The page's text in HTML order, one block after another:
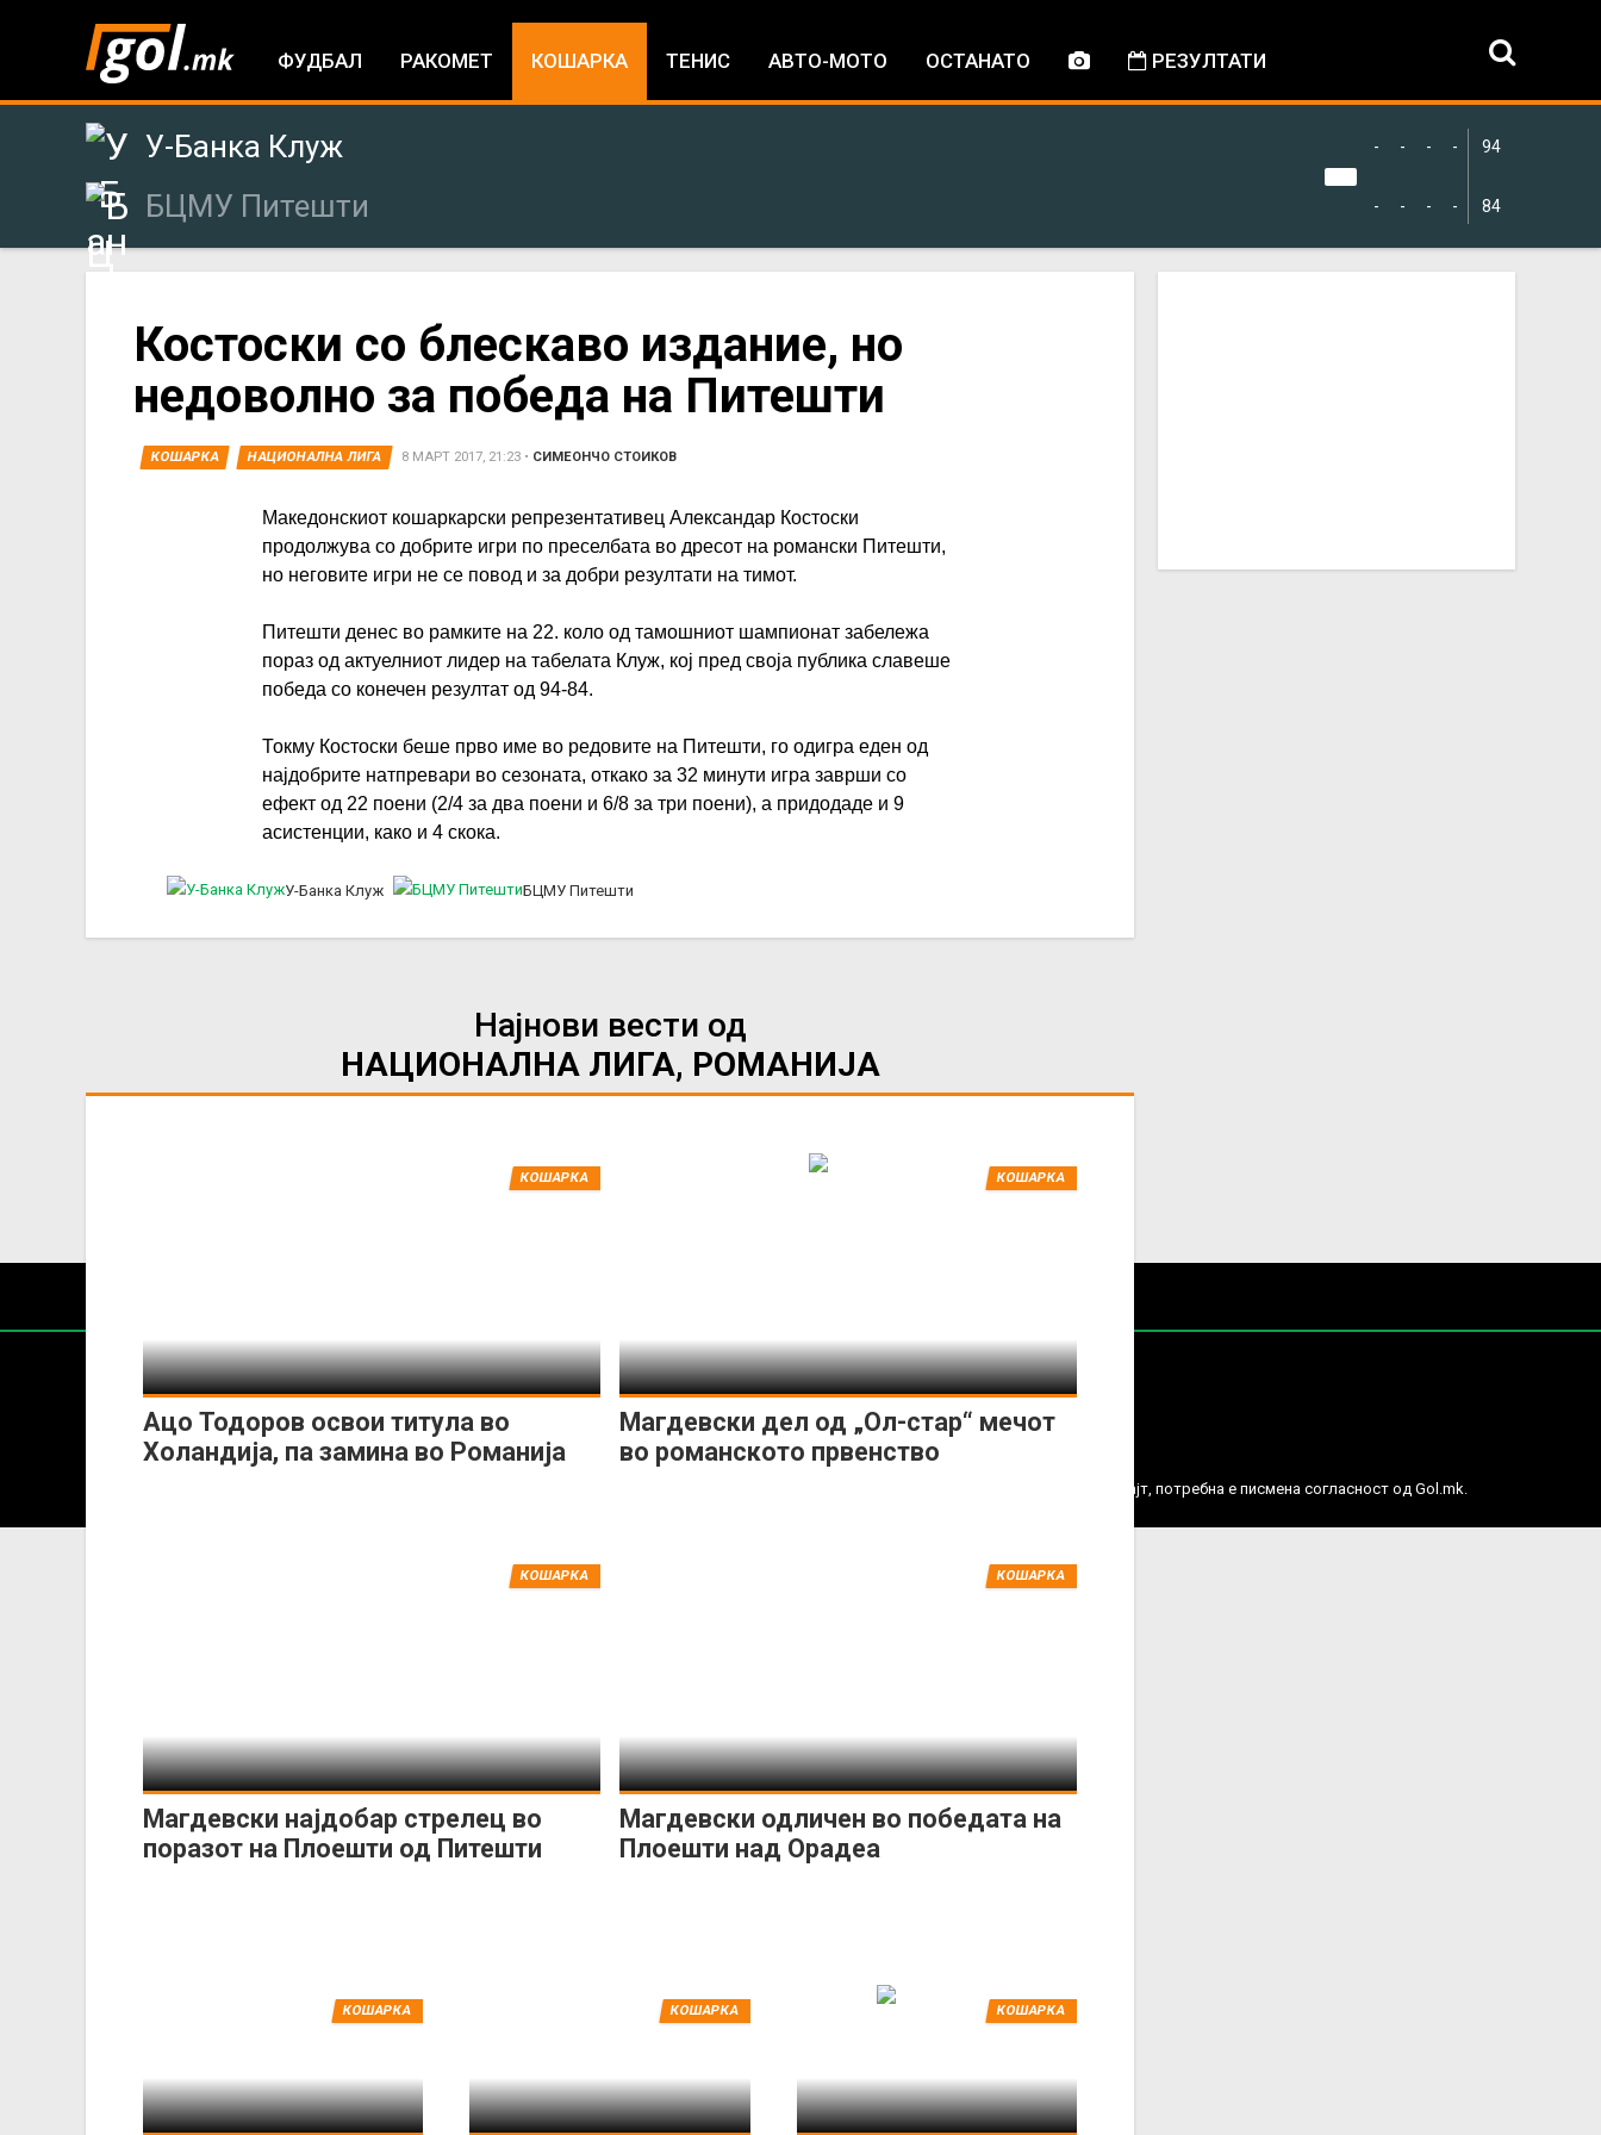
ФУДБАЛ РАКОМЕТ КОШАРКА ТЕНИС АВТО-МОТО ОСТАНАТО РЕЗУЛТАТИ
У-Банка Клуж
БЦМУ Питешти
94
84
-
-
-
-
-
-
-
-
here
Костоски со блескаво издание, но
недоволно за победа на Питешти
КОШАРКА НАЦИОНАЛНА ЛИГА 8 МАРТ 2017, 21:23• СИМЕОНЧО СТОИКОВ
Македонскиот кошаркарски репрезентативец Александар Костоски
продолжува со добрите игри по преселбата во дресот на романски Питешти,
но неговите игри не се повод и за добри резултати на тимот.
Питешти денес во рамките на 22. коло од тамошниот шампионат забележа
пораз од актуелниот лидер на табелата Клуж, кој пред своја публика славеше
победа со конечен резултат од 94-84.
Токму Костоски беше прво име во редовите на Питешти, го одигра еден од
најдобрите натпревари во сезоната, откако за 32 минути игра заврши со
ефект од 22 поени (2/4 за два поени и 6/8 за три поени), а придодаде и 9
асистенции, како и 4 скока.
У-Банка Клуж БЦМУ Питешти
Најнови вести од
НАЦИОНАЛНА ЛИГА, РОМАНИЈА
Ацо Тодоров освои титула во
Холандија, па замина во Романија
КОШАРКА
Магдевски дел од „Ол-стар“ мечот
во романското првенство
КОШАРКА
Магдевски најдобар стрелец во
поразот на Плоешти од Питешти
КОШАРКА
Магдевски одличен во победата на
Плоешти над Орадеа
КОШАРКА
КОШАРКА КОШАРКА КОШАРКА
© 2016-2026 Gol.mk
Сите права задржани
Содржините на Gol.mk се заштитени со Законот за авторското право и сродните права.
За секоја форма на распространување, репродукција или комерцијална употреба на текстови, фотографии или податоци од овој веб сајт, потребна е писмена согласност од Gol.mk.